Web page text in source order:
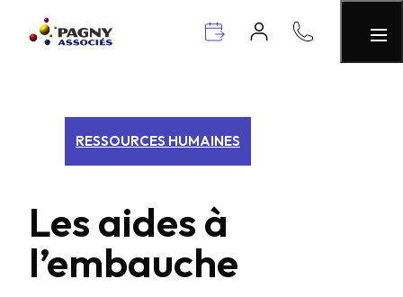
RESSOURCES HUMAINES
Les aides à
l’embauche